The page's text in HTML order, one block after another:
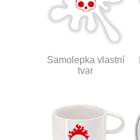
Samolepka vlastní
tvar